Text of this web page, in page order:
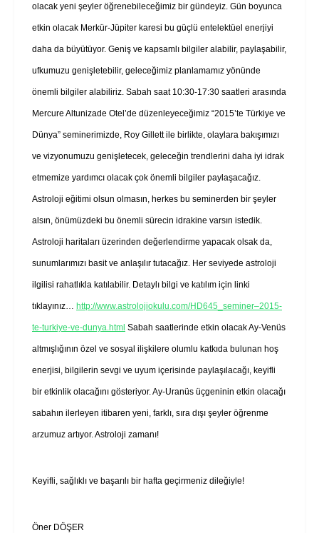
olacak yeni şeyler öğrenebileceğimiz bir gündeyiz. Gün boyunca
etkin olacak Merkür-Jüpiter karesi bu güçlü entelektüel enerjiyi
daha da büyütüyor. Geniş ve kapsamlı bilgiler alabilir, paylaşabilir,
ufkumuzu genişletebilir, geleceğimiz planlamamız yönünde
önemli bilgiler alabiliriz. Sabah saat 10:30-17:30 saatleri arasında
Mercure Altunizade Otel’de düzenleyeceğimiz “2015’te Türkiye ve
Dünya” seminerimizde, Roy Gillett ile birlikte, olaylara bakışımızı
ve vizyonumuzu genişletecek, geleceğin trendlerini daha iyi idrak
etmemize yardımcı olacak çok önemli bilgiler paylaşacağız.
Astroloji eğitimi olsun olmasın, herkes bu seminerden bir şeyler
alsın, önümüzdeki bu önemli sürecin idrakine varsın istedik.
Astroloji haritaları üzerinden değerlendirme yapacak olsak da,
sunumlarımızı basit ve anlaşılır tutacağız. Her seviyede astroloji
ilgilisi rahatlıkla katılabilir. Detaylı bilgi ve katılım için linki
tıklayınız… http://www.astrolojiokulu.com/HD645_seminer–2015-
te-turkiye-ve-dunya.html Sabah saatlerinde etkin olacak Ay-Venüs
altmışlığının özel ve sosyal ilişkilere olumlu katkıda bulunan hoş
enerjisi, bilgilerin sevgi ve uyum içerisinde paylaşılacağı, keyifli
bir etkinlik olacağını gösteriyor. Ay-Uranüs üçgeninin etkin olacağı
sabahın ilerleyen itibaren yeni, farklı, sıra dışı şeyler öğrenme
arzumuz artıyor. Astroloji zamanı!
Keyifli, sağlıklı ve başarılı bir hafta geçirmeniz dileğiyle!
Öner DÖŞER